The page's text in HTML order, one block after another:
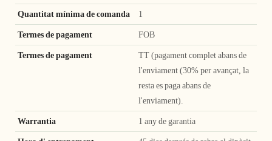
Quantitat mínima de comanda 1
Termes de pagament FOB
Termes de pagament
TT (pagament complet abans de
l'enviament (30% per avançat, la
resta es paga abans de
l'enviament).
Warrantia 1 any de garantia